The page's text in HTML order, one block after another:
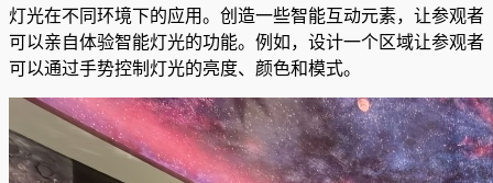
灯光在不同环境下的应用。创造一些智能互动元素，让参观者
可以亲自体验智能灯光的功能。例如，设计一个区域让参观者
可以通过手势控制灯光的亮度、颜色和模式。